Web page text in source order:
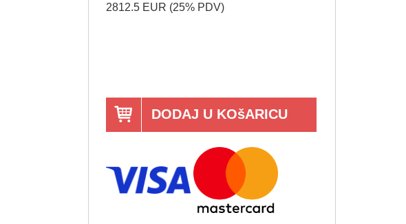
2812.5 EUR (25% PDV)
DODAJ U KOšARICU